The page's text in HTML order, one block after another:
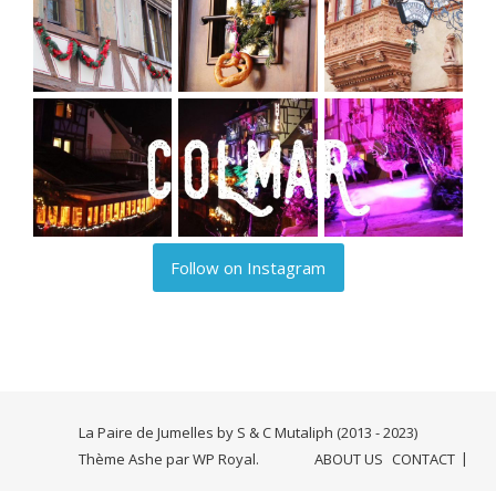
Follow on Instagram
La Paire de Jumelles by S & C Mutaliph (2013 - 2023)
ABOUT US CONTACT
Thème Ashe parWP Royal.